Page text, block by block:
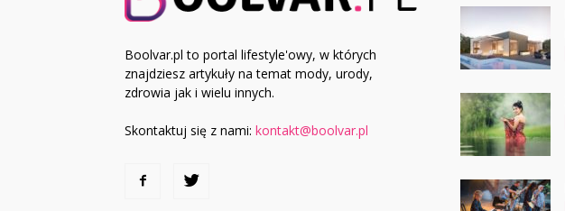
Boolvar.pl to portal lifestyle'owy, w których
znajdziesz artykuły na temat mody, urody,
zdrowia jak i wielu innych.
Skontaktuj się z nami: kontakt@boolvar.pl